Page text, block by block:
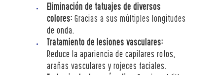
Eliminación de tatuajes de diversos
colores: Gracias a sus múltiples longitudes
de onda.
Tratamiento de lesiones vasculares:
Reduce la apariencia de capilares rotos,
arañas vasculares y rojeces faciales.